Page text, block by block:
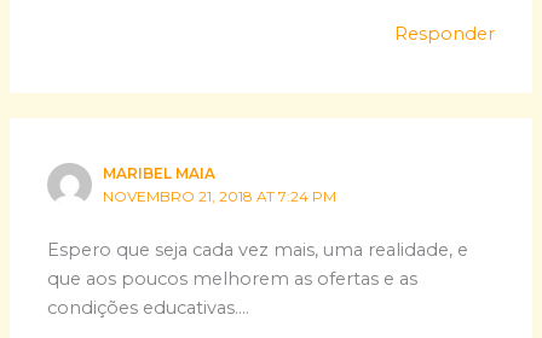
Responder
MARIBEL MAIA
NOVEMBRO 21, 2018 AT 7:24 PM
Espero que seja cada vez mais, uma realidade, e
que aos poucos melhorem as ofertas e as
condições educativas….